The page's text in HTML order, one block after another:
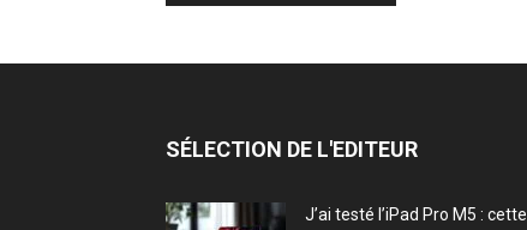
SÉLECTION DE L'EDITEUR
J’ai testé l’iPad Pro M5 : cette